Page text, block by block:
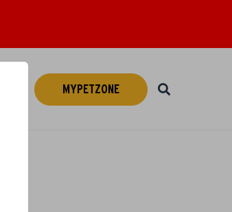
MYPETZONE